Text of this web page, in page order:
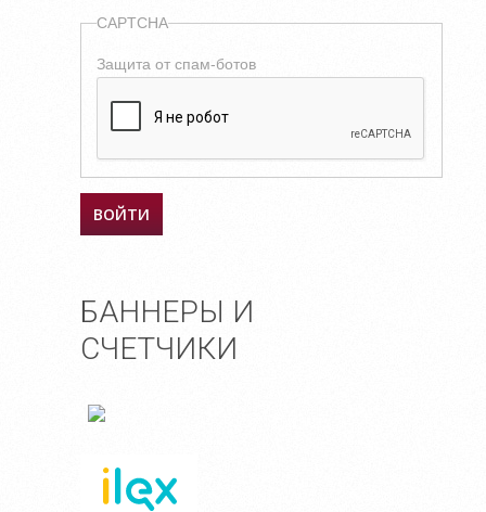
CAPTCHA
Защита от спам-ботов
БАННЕРЫ И
СЧЕТЧИКИ